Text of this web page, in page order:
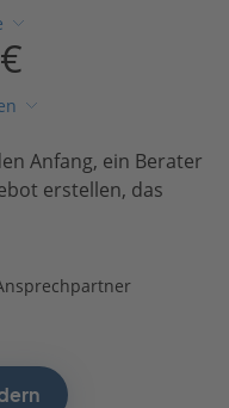
Anfang, ein Berater
erstellen, das